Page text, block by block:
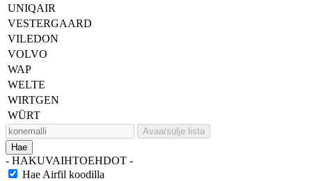
UNIQAIR
VESTERGAARD
VILEDON
VOLVO
WAP
WELTE
WIRTGEN
WÜRT
Avaa/sulje lista
Hae
- HAKUVAIHTOEHDOT -
Hae Airfil koodilla